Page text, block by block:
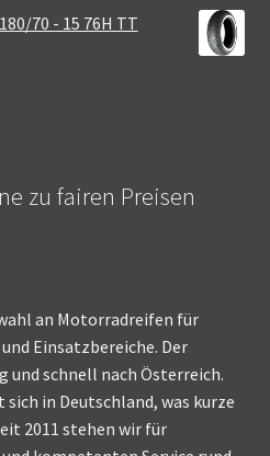
70 - 15 76H TT
zu fairen Preisen
an Motorradreifen für
Einsatzbereiche. Der
und schnell nach Österreich.
in Deutschland, was kurze
2011 stehen wir für